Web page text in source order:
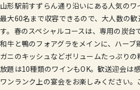
山形駅前すずらん通り沿いにある人気の
最大60名まで収容できるので、大人数の
す。春のスペシャルコースは、専用の炭台
和牛と鴨のフォアグラをメインに、ハーブ
ガニのキッシュなどボリュームたっぷり
放題は10種類のワインもOK。歓送迎会は
ワンランク上の宴会をお楽しみください。